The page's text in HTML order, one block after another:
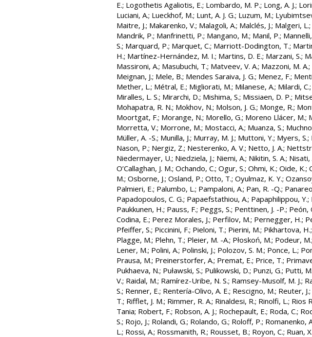
E.; Logothetis Agaliotis, E.; Lombardo, M. P.; Long, A. J.;
Luciani, A.; Lueckhof, M.; Lunt, A. J. G.; Luzum, M.;
Maitre, J.; Makarenko, V.; Malagoli, A.; Malclés, J.; Malgeri, L.;
Mandrik, P.; Manfrinetti, P.; Mangano, M.; Manil, P.;
S.; Marquard, P.; Marquet, C.; Marriott-Dodington, T.;
H.; Martínez-Hernández, M. I.; Martins, D. E.; Marzani, S.;
Massironi, A.; Masubuchi, T.; Matveev, V. A.; Mazzoni, M. A.;
Meignan, J.; Mele, B.; Mendes Saraiva, J. G.; Menez, F.;
Mether, L.; Métral, E.; Migliorati, M.; Milanese, A.; Milardi, C.;
Miralles, L. S.; Mirarchi, D.; Mishima, S.; Missiaen, D. P.;
Mohapatra, R. N.; Mokhov, N.; Molson, J. G.; Monge, R.;
Moortgat, F.; Morange, N.; Morello, G.; Moreno Llácer, M.;
Morretta, V.; Morrone, M.; Mostacci, A.; Muanza, S.;
Müller, A. -S.; Munilla, J.; Murray, M. J.; Muttoni, Y.; Myers, S.;
Nason, P.; Nergiz, Z.; Nesterenko, A. V.; Netto, J. A.;
Niedermayer, U.; Niedziela, J.; Niemi, A.; Nikitin, S. A.; Nisati,
O’Callaghan, J. M.; Ochando, C.; Ogur, S.; Ohmi, K.; Oide, K.;
M.; Osborne, J.; Osland, P.; Otto, T.; Oyulmaz, K. Y.;
Palmieri, E.; Palumbo, L.; Pampaloni, A.; Pan, R. -Q.;
Papadopoulos, C. G.; Papaefstathiou, A.; Papaphilippou, Y.;
Paukkunen, H.; Pauss, F.; Peggs, S.; Penttinen, J. -P.; Peón,
Codina, E.; Perez Morales, J.; Perfilov, M.; Pernegger, H.;
Pfeiffer, S.; Piccinini, F.; Pieloni, T.; Pierini, M.; Pikhartova, H.;
Plagge, M.; Plehn, T.; Pleier, M. -A.; Płoskoń, M.; Podeur, M.;
Lener, M.; Polini, A.; Polinski, J.; Polozov, S. M.; Ponce, L.;
Prausa, M.; Preinerstorfer, A.; Premat, E.; Price, T.;
Pukhaeva, N.; Puławski, S.; Pulikowski, D.; Punzi, G.; Putti, M.
V.; Raidal, M.; Ramírez-Uribe, N. S.; Ramsey-Musolf, M. J.;
S.; Renner, E.; Rentería-Olivo, A. E.; Rescigno, M.; Reuter, J.;
T.; Rifflet, J. M.; Rimmer, R. A.; Rinaldesi, R.; Rinolfi, L.; Rios
Tania; Robert, F.; Robson, A. J.; Rochepault, E.; Roda, C.;
S.; Rojo, J.; Rolandi, G.; Rolando, G.; Roloff, P.; Romanenko,
L.; Rossi, A.; Rossmanith, R.; Rousset, B.; Royon, C.; Ruan, X.